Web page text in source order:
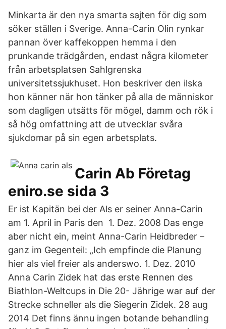
Minkarta är den nya smarta sajten för dig som
söker ställen i Sverige. Anna-Carin Olin rynkar
pannan över kaffe­koppen hemma i den
prunkande trädgården, endast några kilometer
från arbets­platsen Sahlgrenska
universitetssjukhuset. Hon beskriver den ilska
hon känner när hon tänker på alla de människor
som dagligen utsätts för mögel, damm och rök i
så hög omfattning att de utvecklar svåra
sjukdomar på sin egen arbetsplats.
Carin Ab Företag
eniro.se sida 3
Er ist Kapitän bei der Als er seiner Anna-Carin
am 1. April in Paris den 1. Dez. 2008 Das enge
aber nicht ein, meint Anna-Carin Heidbreder –
ganz im Gegenteil: „Ich empfinde die Planung
hier als viel freier als anderswo. 1. Dez. 2010
Anna Carin Zidek hat das erste Rennen des
Biathlon-Weltcups in Die 20- Jährige war auf der
Strecke schneller als die Siegerin Zidek. 28 aug
2014 Det finns ännu ingen botande behandling